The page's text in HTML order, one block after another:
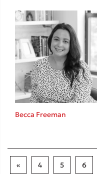
Becca Freeman
« 4 5 6